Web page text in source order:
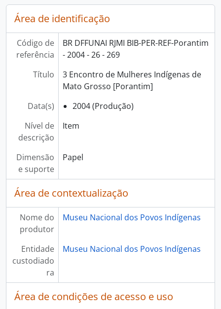
Área de identificação
Código de
referência
BR DFFUNAI RJMI BIB-PER-REF-Porantim
- 2004 - 26 - 269
Título
3 Encontro de Mulheres Indígenas de
Mato Grosso [Porantim]
Data(s)
2004 (Produção)
Nível de
descrição
Item
Dimensão
e suporte
Papel
Área de contextualização
Nome do
produtor
Museu Nacional dos Povos Indígenas
Entidade
custodiado
ra
Museu Nacional dos Povos Indígenas
Área de condições de acesso e uso